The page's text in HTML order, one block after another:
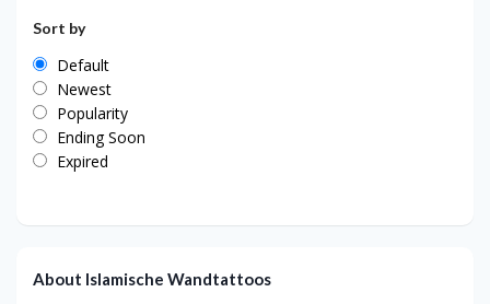
Sort by
Default
Newest
Popularity
Ending Soon
Expired
About Islamische Wandtattoos